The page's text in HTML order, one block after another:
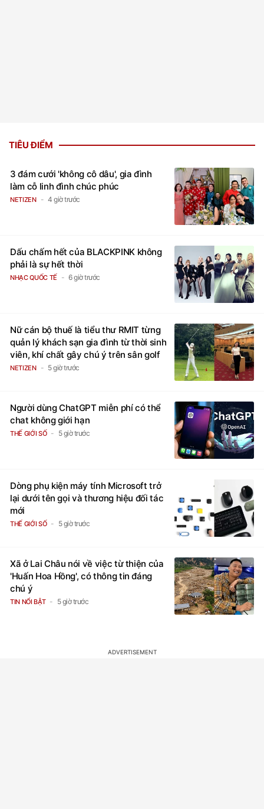
TIÊU ĐIỂM
3 đám cưới 'không cô dâu', gia đình
làm cỗ linh đình chúc phúc
NETIZEN 4 giờ trước
Dấu chấm hết của BLACKPINK không
phải là sự hết thời
NHẠC QUỐC TẾ 6 giờ trước
Nữ cán bộ thuế là tiểu thư RMIT từng
quản lý khách sạn gia đình từ thời sinh
viên, khí chất gây chú ý trên sân golf
NETIZEN 5 giờ trước
Người dùng ChatGPT miễn phí có thể
chat không giới hạn
THẾ GIỚI SỐ 5 giờ trước
Dòng phụ kiện máy tính Microsoft trở
lại dưới tên gọi và thương hiệu đối tác
mới
THẾ GIỚI SỐ 5 giờ trước
Xã ở Lai Châu nói về việc từ thiện của
'Huấn Hoa Hồng', có thông tin đáng
chú ý
TIN NỔI BẬT 5 giờ trước